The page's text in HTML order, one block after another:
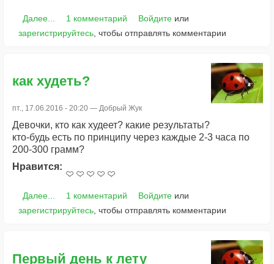
Далее... 1 комментарий Войдитеили
зарегистрируйтесь , чтобы отправлять комментарии
как худеть?
пт., 17.06.2016 - 20:20 — Добрый Жук
Девочки, кто как худеет? какие результаты?
кто-будь есть по принципу через каждые 2-3 часа по
200-300 грамм?
Нравится:
Далее... 1 комментарий Войдитеили
зарегистрируйтесь , чтобы отправлять комментарии
Первый день к лету